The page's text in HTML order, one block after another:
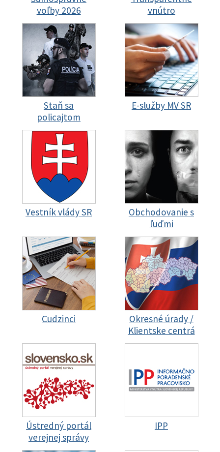
voľby 2026
vnútro
Staň sa
policajtom
E-služby MV SR
Vestník vlády SR
Obchodovanie s
ľuďmi
Cudzinci
Okresné úrady /
Klientske centrá
Ústredný portál
verejnej správy
IPP